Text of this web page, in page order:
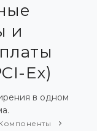
и
Ex)
в одном